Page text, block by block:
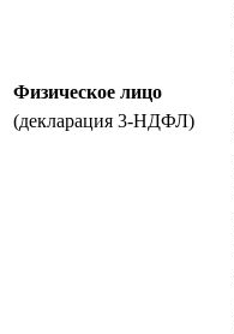
Физическое лицо
(декларация 3-НДФЛ)